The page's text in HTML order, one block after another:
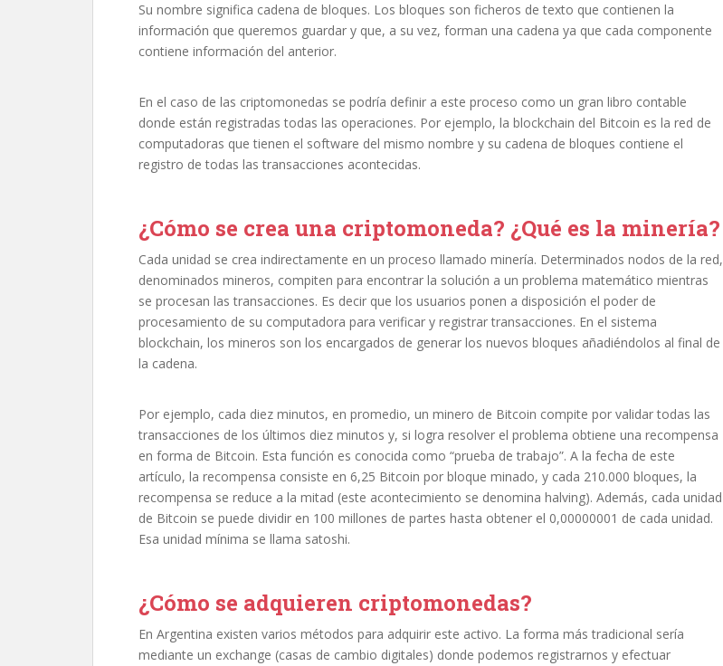
Su nombre significa cadena de bloques. Los bloques son ficheros de texto que contienen la
información que queremos guardar y que, a su vez, forman una cadena ya que cada componente
contiene información del anterior.
En el caso de las criptomonedas se podría definir a este proceso como un gran libro contable
donde están registradas todas las operaciones. Por ejemplo, la blockchain del Bitcoin es la red de
computadoras que tienen el software del mismo nombre y su cadena de bloques contiene el
registro de todas las transacciones acontecidas.
¿Cómo se crea una criptomoneda? ¿Qué es la minería?
Cada unidad se crea indirectamente en un proceso llamado minería. Determinados nodos de la red,
denominados mineros, compiten para encontrar la solución a un problema matemático mientras
se procesan las transacciones. Es decir que los usuarios ponen a disposición el poder de
procesamiento de su computadora para verificar y registrar transacciones. En el sistema
blockchain, los mineros son los encargados de generar los nuevos bloques añadiéndolos al final de
la cadena.
Por ejemplo, cada diez minutos, en promedio, un minero de Bitcoin compite por validar todas las
transacciones de los últimos diez minutos y, si logra resolver el problema obtiene una recompensa
en forma de Bitcoin. Esta función es conocida como “prueba de trabajo”. A la fecha de este
artículo, la recompensa consiste en 6,25 Bitcoin por bloque minado, y cada 210.000 bloques, la
recompensa se reduce a la mitad (este acontecimiento se denomina halving). Además, cada unidad
de Bitcoin se puede dividir en 100 millones de partes hasta obtener el 0,00000001 de cada unidad.
Esa unidad mínima se llama satoshi.
¿Cómo se adquieren criptomonedas?
En Argentina existen varios métodos para adquirir este activo. La forma más tradicional sería
mediante un exchange (casas de cambio digitales) donde podemos registrarnos y efectuar